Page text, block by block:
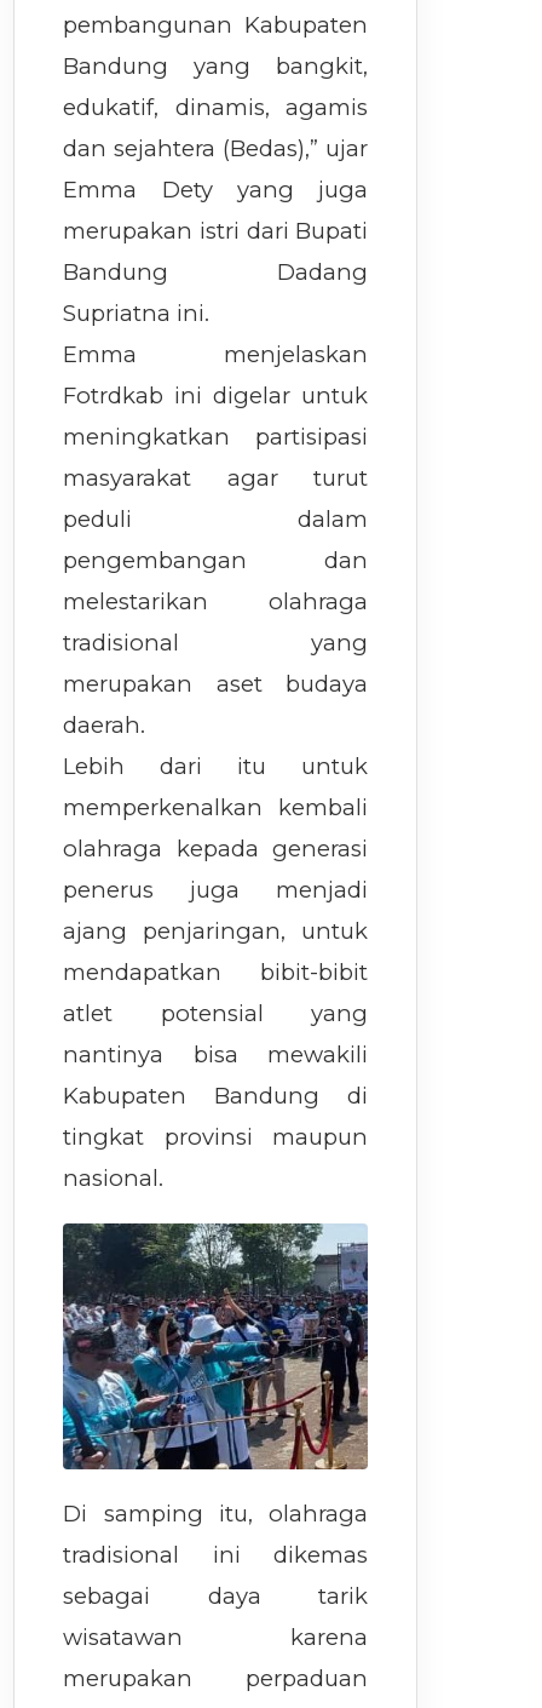
pembangunan Kabupaten
Bandung yang bangkit,
edukatif, dinamis, agamis
dan sejahtera (Bedas),” ujar
Emma Dety yang juga
merupakan istri dari Bupati
Bandung Dadang
Supriatna ini.
Emma menjelaskan
Fotrdkab ini digelar untuk
meningkatkan partisipasi
masyarakat agar turut
peduli dalam
pengembangan dan
melestarikan olahraga
tradisional yang
merupakan aset budaya
daerah.
Lebih dari itu untuk
memperkenalkan kembali
olahraga kepada generasi
penerus juga menjadi
ajang penjaringan, untuk
mendapatkan bibit-bibit
atlet potensial yang
nantinya bisa mewakili
Kabupaten Bandung di
tingkat provinsi maupun
nasional.
Di samping itu, olahraga
tradisional ini dikemas
sebagai daya tarik
wisatawan karena
merupakan perpaduan